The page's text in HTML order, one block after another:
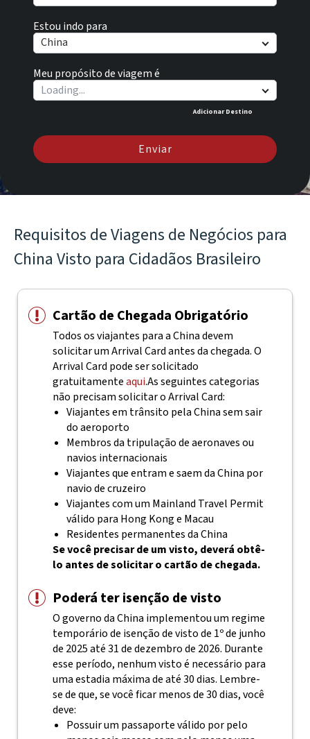
Estou indo para
China
Meu propósito de viagem é
Adicionar Destino
Enviar
Requisitos de Viagens de Negócios para
China Visto para Cidadãos Brasileiro
Cartão de Chegada Obrigatório
Todos os viajantes para a China devem
solicitar um Arrival Card antes da chegada. O
Arrival Card pode ser solicitado
gratuitamenteaqui.As seguintes categorias
não precisam solicitar o Arrival Card:
Viajantes em trânsito pela China sem sair
do aeroporto
Membros da tripulação de aeronaves ou
navios internacionais
Viajantes que entram e saem da China por
navio de cruzeiro
Viajantes com um Mainland Travel Permit
válido para Hong Kong e Macau
Residentes permanentes da China
Se você precisar de um visto, deverá obtê-
lo antes de solicitar o cartão de chegada.
Poderá ter isenção de visto
O governo da China implementou um regime
temporário de isenção de visto de 1º de junho
de 2025 até 31 de dezembro de 2026. Durante
esse período, nenhum visto é necessário para
uma estadia máxima de até 30 dias. Lembre-
se de que, se você ficar menos de 30 dias, você
deve:
Possuir um passaporte válido por pelo